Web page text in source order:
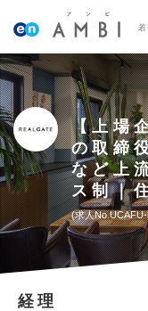
【上場
の取締
など上
ス制｜
求人
経理